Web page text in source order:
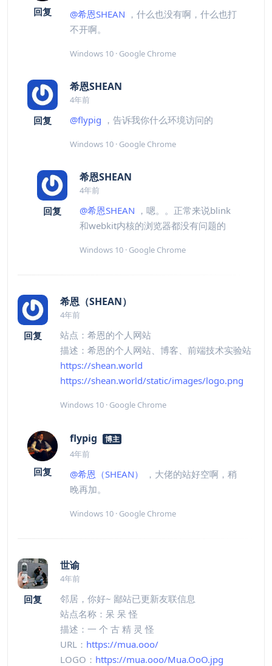
回复 @希恩SHEAN ，什么也没有啊，什么也打
不开啊。
Windows 10 · Google Chrome
回复
希恩SHEAN
4年前
@flypig ，告诉我你什么环境访问的
Windows 10 · Google Chrome
回复
希恩SHEAN
4年前
@希恩SHEAN ，嗯。。正常来说blink
和webkit内核的浏览器都没有问题的
Windows 10 · Google Chrome
回复
希恩（SHEAN）
4年前
站点：希恩的个人网站
描述：希恩的个人网站、博客、前端技术实验站
https://shean.world
https://shean.world/static/images/logo.png
Windows 10 · Google Chrome
回复
flypig 博主
4年前
@希恩（SHEAN）
，大佬的站好空啊，稍
晚再加。
Windows 10 · Google Chrome
回复
世谕
4年前
邻居，你好~ 鄙站已更新友联信息
站点名称：呆 呆 怪
描述：一 个 古 精 灵 怪
URL： https://mua.ooo/
LOGO： https://mua.ooo/Mua.OoO.jpg